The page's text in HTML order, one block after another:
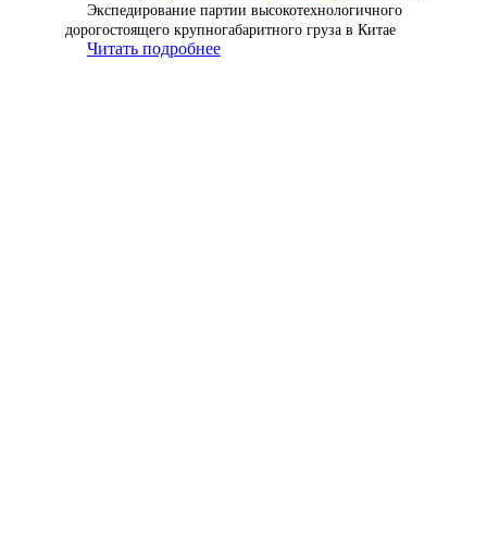
Экспедирование партии высокотехнологичного
дорогостоящего крупногабаритного груза в Китае
Читать подробнее